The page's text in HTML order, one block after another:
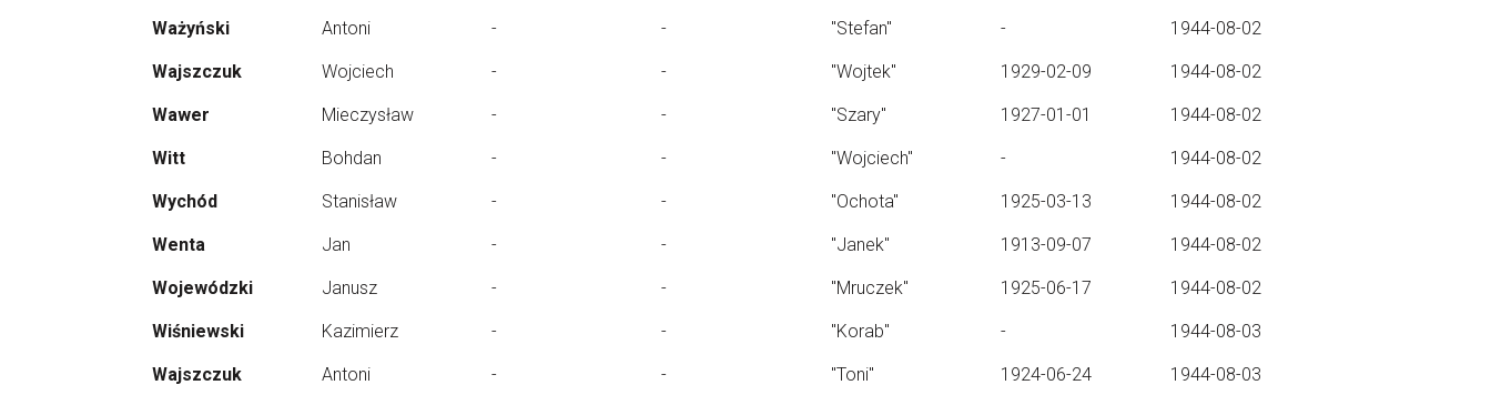
Ważyński Antoni - - "Stefan" - 1944-08-02
Wajszczuk Wojciech - - "Wojtek" 1929-02-09 1944-08-02
Wawer Mieczysław - - "Szary" 1927-01-01 1944-08-02
Witt Bohdan - - "Wojciech" - 1944-08-02
Wychód Stanisław - - "Ochota" 1925-03-13 1944-08-02
Wenta Jan - - "Janek" 1913-09-07 1944-08-02
Wojewódzki Janusz - - "Mruczek" 1925-06-17 1944-08-02
Wiśniewski Kazimierz - - "Korab" - 1944-08-03
Wajszczuk Antoni - - "Toni" 1924-06-24 1944-08-03